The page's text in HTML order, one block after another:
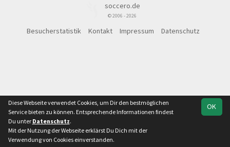
soccero.de
© 2006 - 2026
Besucherstatistik Kontakt Impressum Datenschutz
OK
Diese Webseite verwendet Cookies, um Dir den bestmöglichen
Service bieten zu können. Entsprechende Informationen findest
Du unter Datenschutz.
Mit der Nutzung der Webseite erklärst Du Dich mit der
Verwendung von Cookies einverstanden.